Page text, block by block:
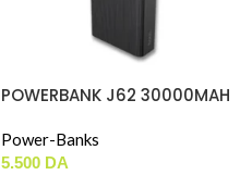
POWERBANK J62 30000MAH
Power-Banks
5.500 DA